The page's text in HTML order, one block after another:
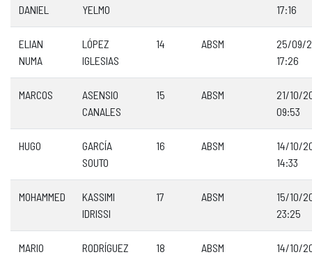
DANIEL
YELMO
17:16
ELIAN
NUMA
LÓPEZ
IGLESIAS
14 ABSM
25/09/
17:26
MARCOS
ASENSIO
CANALES
15 ABSM
21/10/
09:53
HUGO
GARCÍA
SOUTO
16 ABSM
14/10/
14:33
MOHAMMED
KASSIMI
IDRISSI
17 ABSM
15/10/
23:25
MARIO
RODRÍGUEZ
18 ABSM
14/10/